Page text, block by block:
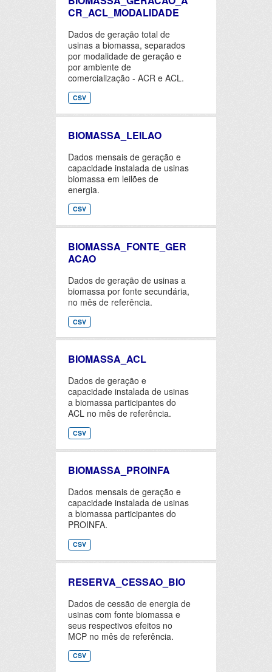
CR_ACL_MODALIDADE
Dados de geração total de
usinas a biomassa, separados
por modalidade de geração e
por ambiente de
comercialização - ACR e ACL.
CSV
BIOMASSA_LEILAO
Dados mensais de geração e
capacidade instalada de usinas
biomassa em leilões de
energia.
CSV
BIOMASSA_FONTE_GER
ACAO
Dados de geração de usinas a
biomassa por fonte secundária,
no mês de referência.
CSV
BIOMASSA_ACL
Dados de geração e
capacidade instalada de usinas
a biomassa participantes do
ACL no mês de referência.
CSV
BIOMASSA_PROINFA
Dados mensais de geração e
capacidade instalada de usinas
a biomassa participantes do
PROINFA.
CSV
RESERVA_CESSAO_BIO
Dados de cessão de energia de
usinas com fonte biomassa e
seus respectivos efeitos no
MCP no mês de referência.
CSV